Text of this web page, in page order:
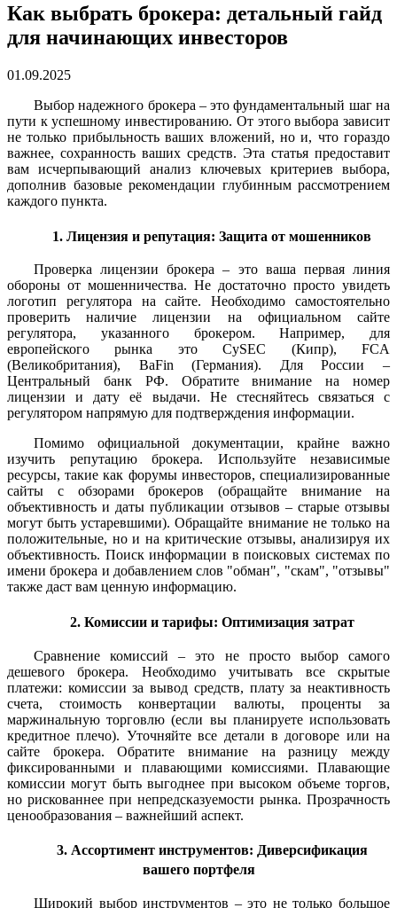
Как выбрать брокера: детальный гайд
для начинающих инвесторов
01.09.2025
Выбор надежного брокера – это фундаментальный шаг на
пути к успешному инвестированию. От этого выбора зависит
не только прибыльность ваших вложений, но и, что гораздо
важнее, сохранность ваших средств. Эта статья предоставит
вам исчерпывающий анализ ключевых критериев выбора,
дополнив базовые рекомендации глубинным рассмотрением
каждого пункта.
1. Лицензия и репутация: Защита от мошенников
Проверка лицензии брокера – это ваша первая линия
обороны от мошенничества. Не достаточно просто увидеть
логотип регулятора на сайте. Необходимо самостоятельно
проверить наличие лицензии на официальном сайте
регулятора, указанного брокером. Например, для
европейского рынка это CySEC (Кипр), FCA
(Великобритания), BaFin (Германия). Для России –
Центральный банк РФ. Обратите внимание на номер
лицензии и дату её выдачи. Не стесняйтесь связаться с
регулятором напрямую для подтверждения информации.
Помимо официальной документации, крайне важно
изучить репутацию брокера. Используйте независимые
ресурсы, такие как форумы инвесторов, специализированные
сайты с обзорами брокеров (обращайте внимание на
объективность и даты публикации отзывов – старые отзывы
могут быть устаревшими). Обращайте внимание не только на
положительные, но и на критические отзывы, анализируя их
объективность. Поиск информации в поисковых системах по
имени брокера и добавлением слов "обман", "скам", "отзывы"
также даст вам ценную информацию.
2. Комиссии и тарифы: Оптимизация затрат
Сравнение комиссий – это не просто выбор самого
дешевого брокера. Необходимо учитывать все скрытые
платежи: комиссии за вывод средств, плату за неактивность
счета, стоимость конвертации валюты, проценты за
маржинальную торговлю (если вы планируете использовать
кредитное плечо). Уточняйте все детали в договоре или на
сайте брокера. Обратите внимание на разницу между
фиксированными и плавающими комиссиями. Плавающие
комиссии могут быть выгоднее при высоком объеме торгов,
но рискованнее при непредсказуемости рынка. Прозрачность
ценообразования – важнейший аспект.
3. Ассортимент инструментов: Диверсификация
вашего портфеля
Широкий выбор инструментов – это не только большое